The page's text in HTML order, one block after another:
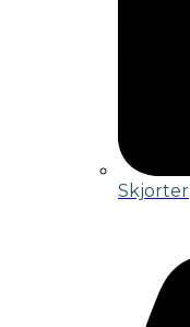
Skjorter